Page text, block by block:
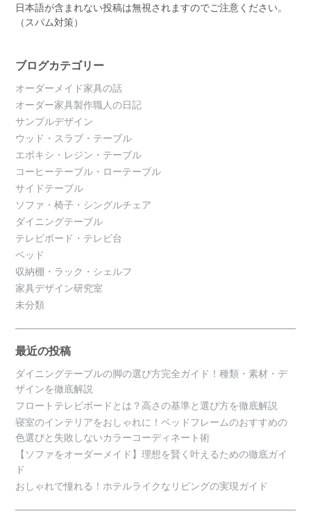
日本語が含まれない投稿は無視されますのでご注意ください。
（スパム対策）
ブログカテゴリー
オーダーメイド家具の話
オーダー家具製作職人の日記
サンプルデザイン
ウッド・スラブ・テーブル
エポキシ・レジン・テーブル
コーヒーテーブル・ローテーブル
サイドテーブル
ソファ・椅子・シングルチェア
ダイニングテーブル
テレビボード・テレビ台
ベッド
収納棚・ラック・シェルフ
家具デザイン研究室
未分類
最近の投稿
ダイニングテーブルの脚の選び方完全ガイド！種類・素材・デ
ザインを徹底解説
フロートテレビボードとは？高さの基準と選び方を徹底解説
寝室のインテリアをおしゃれに！ベッドフレームのおすすめの
色選びと失敗しないカラーコーディネート術
【ソファをオーダーメイド】理想を賢く叶えるための徹底ガイ
ド
おしゃれで憧れる！ホテルライクなリビングの実現ガイド